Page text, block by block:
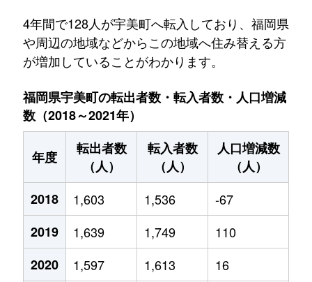
4年間で128人が宇美町へ転入しており、福岡県
や周辺の地域などからこの地域へ住み替える方
が増加していることがわかります。
福岡県宇美町の転出者数・転入者数・人口増減
数（2018～2021年）
年度
転出者数
（人）
転入者数
（人）
人口増減数
（人）
2018
1,603 1,536
-67
2019
1,639 1,749
110
2020
1,597 1,613
16